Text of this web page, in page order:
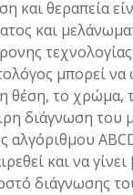
και θεραπεία
και
μπορεί να
θέση, το χρώμα,
διάγνωση
αλγόριθμου
και να
διάγνωσης